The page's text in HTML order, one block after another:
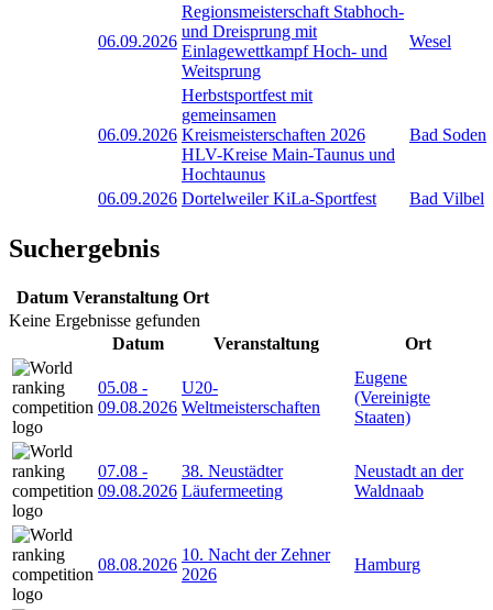
06.09.2026
Regionsmeisterschaft Stabhoch-
und Dreisprung mit
Einlagewettkampf Hoch- und
Weitsprung
Wesel
06.09.2026
Herbstsportfest mit
gemeinsamen
Kreismeisterschaften 2026
HLV-Kreise Main-Taunus und
Hochtaunus
Bad Soden
06.09.2026 Dortelweiler KiLa-Sportfest Bad Vilbel
Suchergebnis
Datum Veranstaltung Ort
Keine Ergebnisse gefunden
Datum
Veranstaltung Ort
05.08 -
09.08.2026
U20-
Weltmeisterschaften
Eugene
(Vereinigte
Staaten)
07.08 -
09.08.2026
38. Neustädter
Läufermeeting
Neustadt an der
Waldnaab
08.08.2026
10. Nacht der Zehner
2026
Hamburg